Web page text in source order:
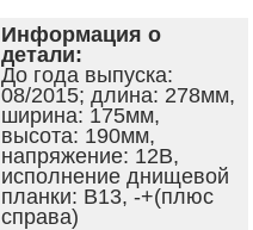
Информация о
детали:
До года выпуска:
08/2015; длина: 278мм,
ширина: 175мм,
высота: 190мм,
напряжение: 12В,
исполнение днищевой
планки: B13, -+(плюс
справа)